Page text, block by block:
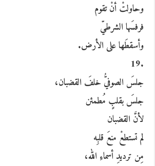
وحاولتْ أنْ تقوم
فرفسَها الشرطيّ
وأسقطَها على الأرض.
.19
جلسَ الصوفيُّ خلفَ القضبان،
جلسَ بقلبٍ مُطمئن
لأنَّ القضبان
لم تستطعْ منعَ قلبِه
مِن ترديدِ أسماءِ الله،